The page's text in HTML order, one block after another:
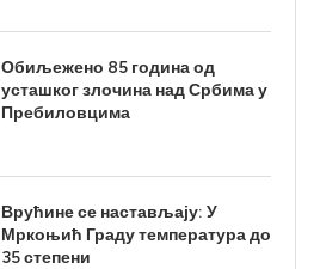
Обиљежено 85 година од
усташког злочина над Србима у
Пребиловцима
Врућине се настављају: У
Мркоњић Граду температура до
35 степени